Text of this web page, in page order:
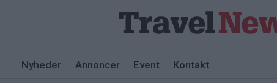
Nyheder Annoncer Event Kontakt